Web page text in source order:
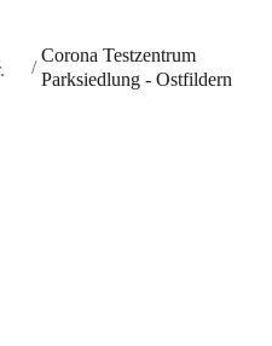
/
Corona Testzentrum
Parksiedlung - Ostfildern